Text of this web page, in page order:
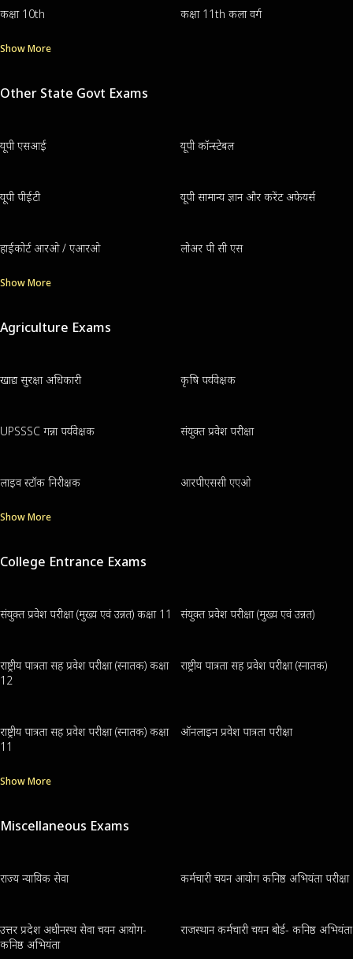
कक्षा 10th कक्षा 11th कला वर्ग
Show More
Other State Govt Exams
यूपी एसआई यूपी कॉन्स्टेबल
यूपी पीईटी यूपी सामान्य ज्ञान और करेंट अफेयर्स
हाईकोर्ट आरओ / एआरओ लोअर पी सी एस
Show More
Agriculture Exams
खाद्य सुरक्षा अधिकारी कृषि पर्यवेक्षक
UPSSSC गन्ना पर्यवेक्षक संयुक्त प्रवेश परीक्षा
लाइव स्टॉक निरीक्षक आरपीएससी एएओ
Show More
College Entrance Exams
संयुक्त प्रवेश परीक्षा (मुख्य एवं उन्नत) कक्षा 11 संयुक्त प्रवेश परीक्षा (मुख्य एवं उन्नत)
राष्ट्रीय पात्रता सह प्रवेश परीक्षा (स्नातक) कक्षा
12
राष्ट्रीय पात्रता सह प्रवेश परीक्षा (स्नातक)
राष्ट्रीय पात्रता सह प्रवेश परीक्षा (स्नातक) कक्षा
11
ऑनलाइन प्रवेश पात्रता परीक्षा
Show More
Miscellaneous Exams
राज्य न्यायिक सेवा कर्मचारी चयन आयोग कनिष्ठ अभियंता परीक्षा
उत्तर प्रदेश अधीनस्थ सेवा चयन आयोग-
कनिष्ठ अभियंता
राजस्थान कर्मचारी चयन बोर्ड- कनिष्ठ अभियंता